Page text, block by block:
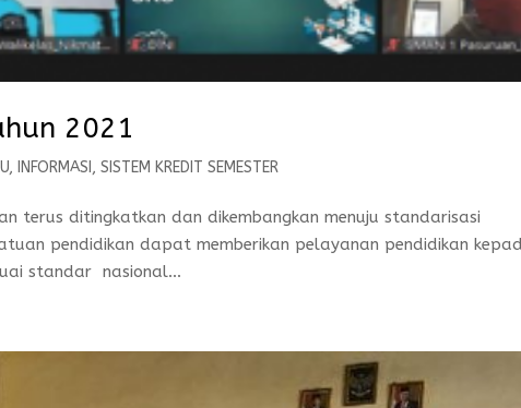
2021
, INFORMASI ,SISTEM KREDIT SEMESTER
terus ditingkatkan dan dikembangkan menuju standarisasi
pendidikan dapat memberikan pelayanan pendidikan
standar nasional...